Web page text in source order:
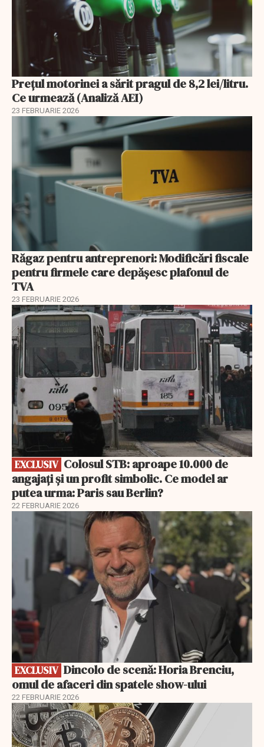
Prețul motorinei a sărit pragul de 8,2 lei/litru.
Ce urmează (Analiză AEI)
23 FEBRUARIE 2026
Răgaz pentru antreprenori: Modificări fiscale
pentru firmele care depășesc plafonul de
TVA
23 FEBRUARIE 2026
EXCLUSIV
EXCLUSIV
angajați și un profit simbolic. Ce model ar
putea urma: Paris sau Berlin?
22 FEBRUARIE 2026
EXCLUSIV
EXCLUSIV
omul de afaceri din spatele show-ului
22 FEBRUARIE 2026